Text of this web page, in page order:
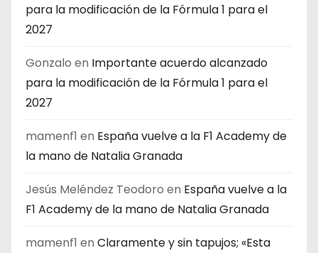
para la modificación de la Fórmula 1 para el
2027
Gonzalo en Importante acuerdo alcanzado
para la modificación de la Fórmula 1 para el
2027
mamenf1 en España vuelve a la F1 Academy de
la mano de Natalia Granada
Jesús Meléndez Teodoro en España vuelve a la
F1 Academy de la mano de Natalia Granada
mamenf1 en Claramente y sin tapujos; «Esta